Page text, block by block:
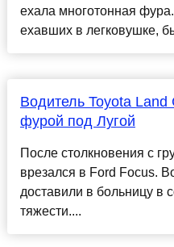
ехала многотонная
ехавших в легковушке,
Водитель Toyota
фурой под Лугой
После столкновения с
врезался в Ford Focus.
доставили в больницу в
тяжести....